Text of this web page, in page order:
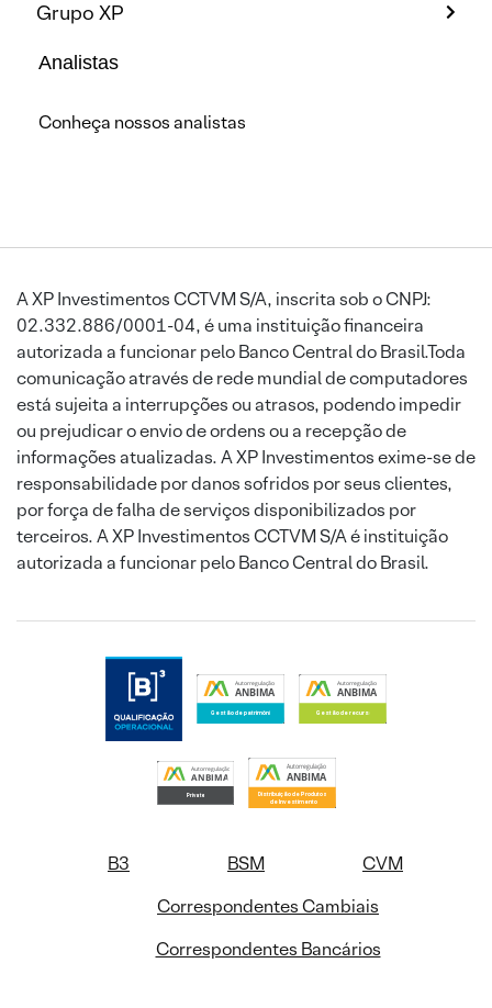
Grupo XP
Analistas
Conheça nossos analistas
A XP Investimentos CCTVM S/A, inscrita sob o CNPJ:
02.332.886/0001-04, é uma instituição financeira
autorizada a funcionar pelo Banco Central do Brasil.Toda
comunicação através de rede mundial de computadores
está sujeita a interrupções ou atrasos, podendo impedir
ou prejudicar o envio de ordens ou a recepção de
informações atualizadas. A XP Investimentos exime-se de
responsabilidade por danos sofridos por seus clientes,
por força de falha de serviços disponibilizados por
terceiros. A XP Investimentos CCTVM S/A é instituição
autorizada a funcionar pelo Banco Central do Brasil.
B3 BSM
CVM
Correspondentes Cambiais
Correspondentes Bancários